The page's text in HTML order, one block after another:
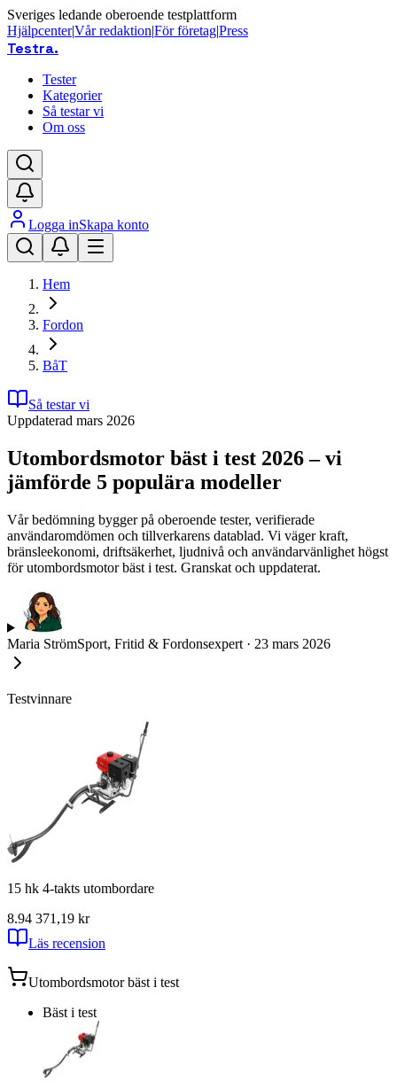
Sveriges ledande oberoende testplattform
Hjälpcenter|Vår redaktion|För företag|Press
Testra.
Tester
Kategorier
Så testar vi
Om oss
Logga inSkapa konto
Hem
Fordon
BåT
Så testar vi
Uppdaterad mars 2026
Utombordsmotor bäst i test 2026 – vi
jämförde 5 populära modeller
Vår bedömning bygger på oberoende tester, verifierade
användaromdömen och tillverkarens datablad. Vi väger kraft,
bränsleekonomi, driftsäkerhet, ljudnivå och användarvänlighet högst
för utombordsmotor bäst i test. Granskat och uppdaterat.
Maria StrömSport, Fritid & Fordonsexpert · 23 mars 2026
Testvinnare
15 hk 4-takts utombordare
8.94 371,19 kr
Läs recension
Utombordsmotorbäst i test
Bäst i test